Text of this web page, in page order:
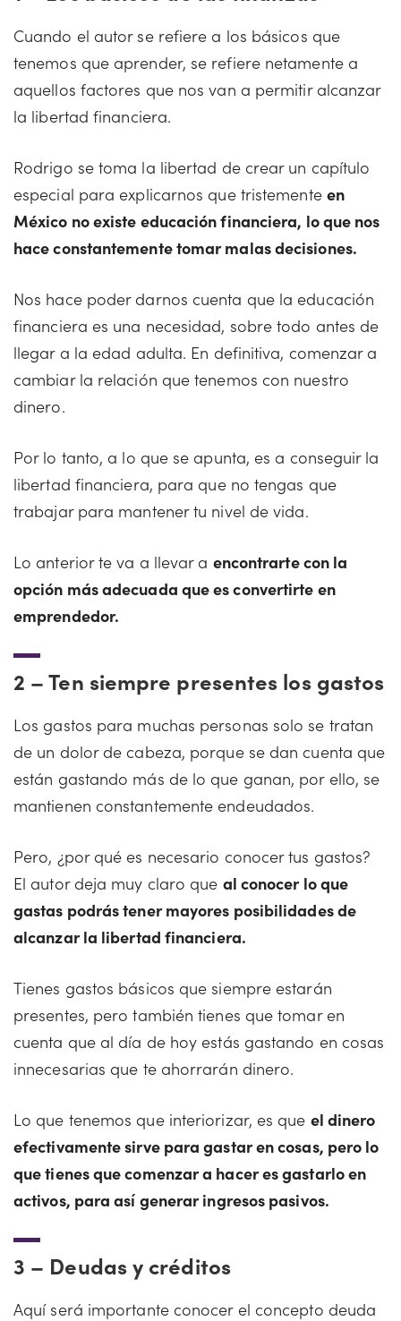
Cuando el autor se refiere a los básicos que
tenemos que aprender, se refiere netamente a
aquellos factores que nos van a permitir alcanzar
la libertad financiera.
Rodrigo se toma la libertad de crear un capítulo
especial para explicarnos que tristemente en
México no existe educación financiera, lo que nos
hace constantemente tomar malas decisiones.
Nos hace poder darnos cuenta que la educación
financiera es una necesidad, sobre todo antes de
llegar a la edad adulta. En definitiva, comenzar a
cambiar la relación que tenemos con nuestro
dinero.
Por lo tanto, a lo que se apunta, es a conseguir la
libertad financiera, para que no tengas que
trabajar para mantener tu nivel de vida.
Lo anterior te va a llevar a encontrarte con la
opción más adecuada que es convertirte en
emprendedor.
2 –Ten siempre presentes los gastos
Los gastos para muchas personas solo se tratan
de un dolor de cabeza, porque se dan cuenta que
están gastando más de lo que ganan, por ello, se
mantienen constantemente endeudados.
Pero, ¿por qué es necesario conocer tus gastos?
El autor deja muy claro que al conocer lo que
gastas podrás tener mayores posibilidades de
alcanzar la libertad financiera.
Tienes gastos básicos que siempre estarán
presentes, pero también tienes que tomar en
cuenta que al día de hoy estás gastando en cosas
innecesarias que te ahorrarán dinero.
Lo que tenemos que interiorizar, es que el dinero
efectivamente sirve para gastar en cosas, pero lo
que tienes que comenzar a hacer es gastarlo en
activos, para así generar ingresos pasivos.
3 – Deudas y créditos
Aquí será importante conocer el concepto deuda